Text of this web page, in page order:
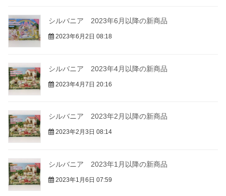
シルバニア 2023年6月以降の新商品
2023年6月2日 08:18
シルバニア 2023年4月以降の新商品
2023年4月7日 20:16
シルバニア 2023年2月以降の新商品
2023年2月3日 08:14
シルバニア 2023年1月以降の新商品
2023年1月6日 07:59